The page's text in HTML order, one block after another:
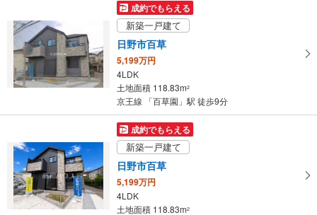
イ
ペ
ー
ジ
に
存
る
成約でもらえる
新築一戸建て
日野市百草
5,199万円
4LDK
土地面積 118.83m2
京王線 「百草園」駅 徒歩9分
成約でもらえる
新築一戸建て
日野市百草
5,199万円
4LDK
土地面積 118.83m2